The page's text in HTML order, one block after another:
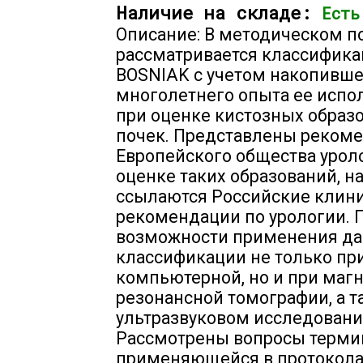
Наличие на складе:
Описание: В методическом
рассматривается
BOSNIAK с учетом
многолетнего опыта ее
при оценке кистозных
почек. Представлены
Европейского общества
оценке таких образований,
ссылаются Российские
рекомендации по урологии.
возможности применения
классификации не только
компьютерной, но и при
резонансной томографии, а
ультразвуковом
Рассмотрены вопросы
применяющейся в